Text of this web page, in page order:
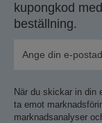
kupongkod med
beställning.
När du skickar in din
ta emot
marknadsanalyser